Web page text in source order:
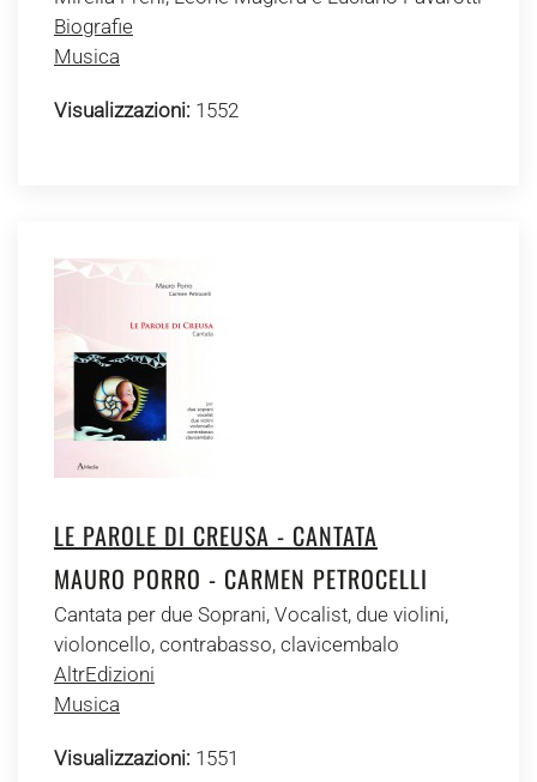
Biografie
Musica
Visualizzazioni: 1552
LE PAROLE DI CREUSA - CANTATA
MAURO PORRO - CARMEN PETROCELLI
Cantata per due Soprani, Vocalist, due violini,
violoncello, contrabasso, clavicembalo
AltrEdizioni
Musica
Visualizzazioni: 1551